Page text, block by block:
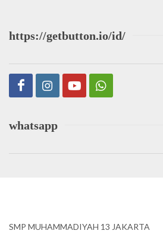
https://getbutton.io/id/
whatsapp
SMP MUHAMMADIYAH 13 JAKARTA